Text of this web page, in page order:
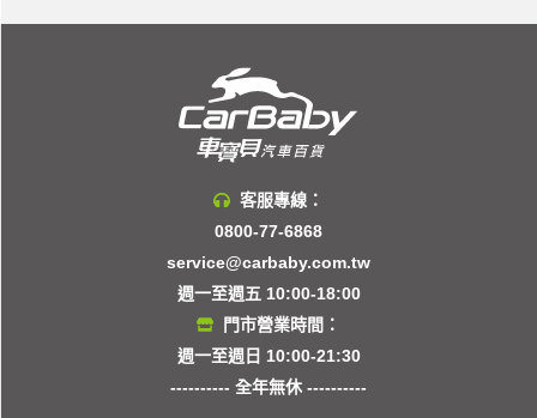
客服專線：
0800-77-6868
service@carbaby.com.tw
週一至週五 10:00-18:00
門市營業時間：
週一至週日 10:00-21:30
---------- 全年無休 ----------